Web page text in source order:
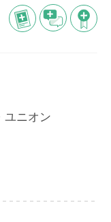
ユニオン